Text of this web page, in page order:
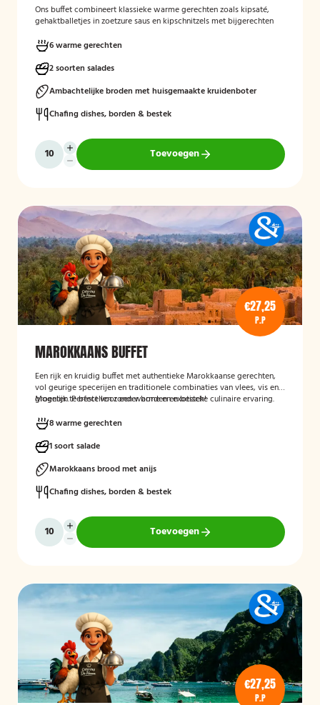
Ons buffet combineert klassieke warme gerechten zoals kipsaté,
gehaktballetjes in zoetzure saus en kipschnitzels met bijgerechten
frisse rauwkost, gemengde salades en vers brood met kruidenboter
voor een compleet en smaakvol geheel.
Mogelijk te bestellen zonder borden en bestek!
6 warme gerechten
2 soorten salades
Ambachtelijke broden met huisgemaakte kruidenboter
Chafing dishes, borden & bestek
Toevoegen
€27,25
P.P
MAROKKAANS BUFFET
Een rijk en kruidig buffet met authentieke Marokkaanse gerechten,
vol geurige specerijen en traditionele combinaties van vlees, vis en
groenten. Perfect voor een warme en exotische culinaire ervaring.
Mogelijk te bestellen zonder borden en bestek!
8 warme gerechten
1 soort salade
Marokkaans brood met anijs
Chafing dishes, borden & bestek
Toevoegen
€27,25
P.P